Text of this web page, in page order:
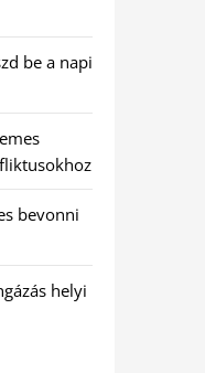
be a napi
bevonni
helyi